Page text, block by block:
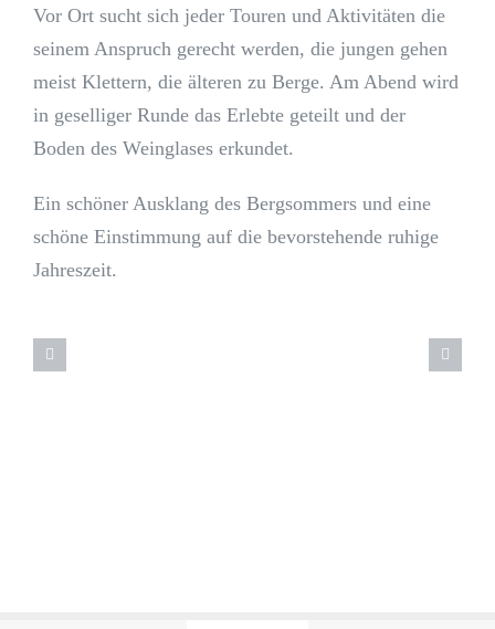
Vor Ort sucht sich jeder Touren und Aktivitäten die
seinem Anspruch gerecht werden, die jungen gehen
meist Klettern, die älteren zu Berge. Am Abend wird
in geselliger Runde das Erlebte geteilt und der
Boden des Weinglases erkundet.
Ein schöner Ausklang des Bergsommers und eine
schöne Einstimmung auf die bevorstehende ruhige
Jahreszeit.